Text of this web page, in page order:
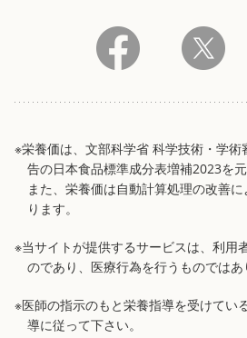
※栄養価は、文部科学省 科学技術・学術
告の日本食品標準成分表増補2023を元
また、栄養価は自動計算処理の改善
ります。
※当サイトが提供するサービスは、利用
のであり、医療行為を行うものではあ
※医師の指示のもと栄養指導を受けてい
導に従って下さい。